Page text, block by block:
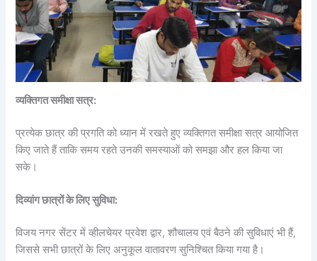
व्यक्तिगत समीक्षा सत्र:
प्रत्येक छात्र की प्रगति को ध्यान में रखते हुए व्यक्तिगत समीक्षा सत्र आयोजित
किए जाते हैं ताकि समय रहते उनकी समस्याओं को समझा और हल किया जा
सके।
दिव्यांग छात्रों के लिए सुविधा:
विजय नगर सेंटर में व्हीलचेयर प्रवेश द्वार, शौचालय एवं बैठने की सुविधाएं भी हैं,
जिससे सभी छात्रों के लिए अनुकूल वातावरण सुनिश्चित किया गया है।